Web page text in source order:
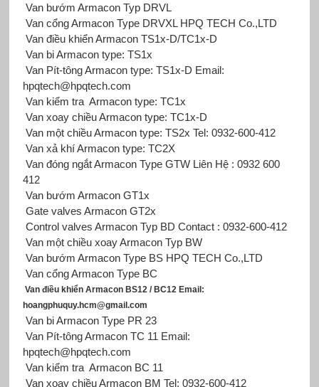
Van bướm Armacon Typ DRVL
Van cổng Armacon Type DRVXL HPQ TECH Co.,LTD
Van điều khiển Armacon TS1x-D/TC1x-D
Van bi Armacontype: TS1x
Van Pít-tông Armacon type: TS1x-D Email:
hpqtech@hpqtech.com
Van kiểm tra Armacon type: TC1x
Van xoay chiều Armacon type: TC1x-D
Van một chiều Armacon type: TS2x Tel: 0932-600-412
Van xả khí Armacon type: TC2X
Van đóng ngắt Armacon Type GTW Liên Hệ : 0932 600
412
Van bướm ArmaconGT1x
Gate valves Armacon GT2x
Control valves Armacon Typ BD Contact : 0932-600-412
Van một chiều xoay Armacon Typ BW
Van bướm ArmaconType BS HPQ TECH Co.,LTD
Van cổng Armacon Type BC
Van điều khiển Armacon BS12 / BC12 Email:
hoangphuquy.hcm@gmail.com
Van bi Armacon Type PR 23
Van Pít-tông Armacon TC 11 Email:
hpqtech@hpqtech.com
Van kiểm tra ArmaconBC 11
Van xoay chiều Armacon BM Tel: 0932-600-412